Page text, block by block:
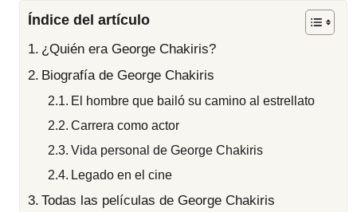
Índice del artículo
¿Quién era George Chakiris?
Biografía de George Chakiris
El hombre que bailó su camino al estrellato
Carrera como actor
Vida personal de George Chakiris
Legado en el cine
Todas las películas de George Chakiris